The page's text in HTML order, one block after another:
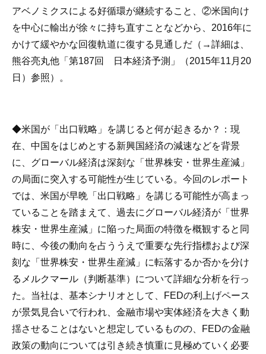
アベノミクスによる好循環が継続すること、②米国向け
を中心に輸出が徐々に持ち直すことなどから、2016年に
かけて緩やかな回復軌道に復する見通しだ（→詳細は、
熊谷亮丸他「第187回 日本経済予測」（2015年11月20
日）参照）。
◆米国が「出口戦略」を講じると何が起きるか？
：現
在、中国をはじめとする新興国経済の減速などを背景
に、グローバル経済は深刻な「世界株安・世界生産減」
の局面に突入する可能性が生じている。今回のレポート
では、米国が早晩「出口戦略」を講じる可能性が高まっ
ていることを踏まえて、過去にグローバル経済が「世界
株安・世界生産減」に陥った局面の特徴を概観すると同
時に、今後の動向を占ううえで重要な先行指標および深
刻な「世界株安・世界生産減」に転落するか否かを分け
るメルクマール（判断基準）について詳細な分析を行っ
た。当社は、基本シナリオとして、FEDの利上げペース
が景気見合いで行われ、金融市場や実体経済を大きく動
揺させることはないと想定しているものの、FEDの金融
政策の動向については引き続き慎重に見極めていく必要